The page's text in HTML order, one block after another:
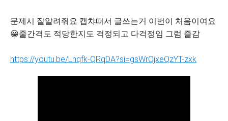
문제시 잘알려줘요 캡챠떠서 글쓰는거 이번이 처음이여요
😀줄간격도 적당한지도 걱정되고 다걱정임 그럼 즐감
https://youtu.be/Lnqfk-QRqDA?si=gsWrOjxeQzYT-zxk